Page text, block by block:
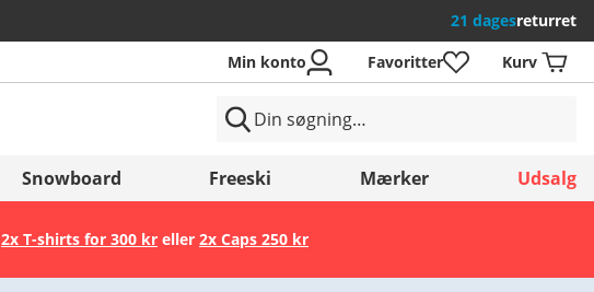
21 dagesreturret
Gem
Min konto Favoritter Kurv
Snowboard Freeski Mærker Udsalg
2x T-shirts for 300 kreller 2x Caps 250 kr